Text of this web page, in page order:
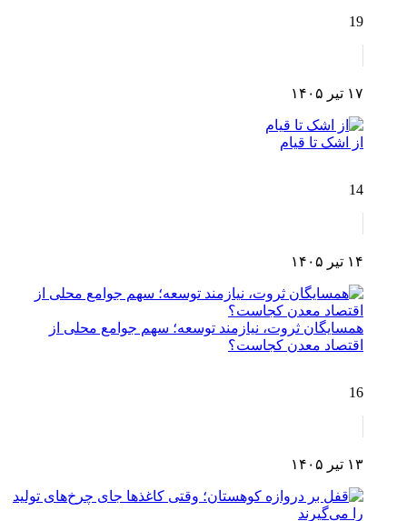
19
۱۷ تیر ۱۴۰۵
از اشک تا قیام
14
۱۴ تیر ۱۴۰۵
همسایگان ثروت، نیازمند توسعه؛ سهم جوامع محلی از
اقتصاد معدن کجاست؟
16
۱۳ تیر ۱۴۰۵